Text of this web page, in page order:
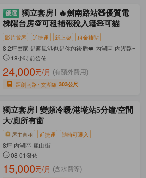
獨立套房
🔥劍南路站🧸優質電
梯陽台房💯可租補報稅入籍🧸可貓
影片賞屋 近捷運 新上架 租金補貼
8.2坪 ❗❗️家 是避風港也是你的後盾❤️ 內湖區-內湖路一段
18小時前發佈
24,000元/月 (有額外費用)
距劍南路 文湖線 303公尺
獨立套房
變頻冷暖/港墘站5分鐘/空間
大/廁所有窗
屋主直租 近捷運 隨時可遷入
8坪 內湖區-麗山街
08-01發佈
15,000元/月 (含水費等)